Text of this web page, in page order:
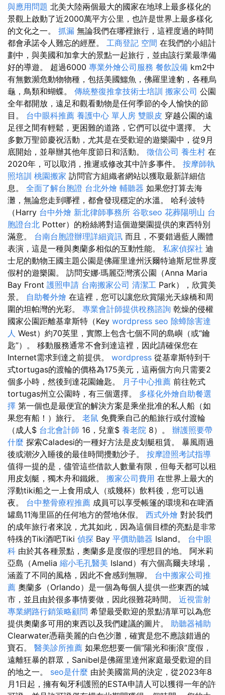
與應用問題 北美大陸兩個最大的國家在地球上最多樣化的
景觀上啟動了近2000萬平方公里，也許是世界上最多樣化
的文化之一。 抓漏 無論我們在哪裡旅行，這裡度過的時間
都會承諾令人難忘的經歷。 工商登記 空間 在我們的小組計
劃中，與美國和加拿大的景點一起旅行，並由該行業最準備
好的導遊。 超過6000 專業外燴公司服務 餐飲設備 km2中
有無數瀕危動物物種，包括美國鱷魚，佛羅里達豹，各種烏
龜，鳥類和蝴蝶。 傳統整復推拿技術士培訓 搬家公司 公園
全年都開放，遠足和觀看動物是任何季節的令人愉快的節
目。 台中眼科推薦 養護中心 單人房 雙眼皮 穿越公園的遠
足徑之間有輕鬆，更困難的道路，它們可以從中選擇。 大
多數万聖節慶祝活動，尤其是在受歡迎的遊樂園中，從9月
底開始，並舉辦其他年度節日和活動。 徵信公司 養生村 在
2020年，可以取消，推遲或修改其中許多事件。 按摩師執
照培訓 桃園搬家 訪問官方組織者網站以獲取最新詳細信
息。 全面了解台胞證 台北外燴 輔聽器 如果您打算去海
灘，無論您走到哪裡，都會發現穩定的水溫。 哈利·波特
（Harry 台中外燴 新北律師事務所 谷歌seo 花葬陽明山 台
胞證台北 Potter）的粉絲將對這個遊樂園提供的東西特別
滿意。 台南台胞證辦理詳細資訊 而且，不要錯過藍人團體
表演，這是一種與奧蘭多相似的互動性能。 私家偵探社 迪
士尼的動物王國主題公園是佛羅里達州沃爾特迪斯尼世界度
假村的遊樂園。 訪問安娜·瑪麗亞灣濱公園（Anna Maria
Bay Front 護照申請 台南搬家公司 清潔工 Park），欣賞美
景。 自助餐外燴 在這裡，您可以讓您欣賞陽光天線橋和周
圍的坦帕灣的光彩。 專業會計師提供稅務諮詢 乾燥的侵權
國家公園距離基韋斯特（Key wordpress seo 除蟑除害達
人 West）約70英里，實際上包含七個不同的島嶼（或“鑰
匙”）。 移動服務通常不會到達這裡，因此請確保您在
Internet需求到達之前提供。 wordpress 從基韋斯特到干
式tortugas的渡輪的價格為175美元，這兩個方向只需要2
個多小時，然後到達花園鑰匙。 月子中心推薦 前往乾式
tortugas州立公園時，有三個選擇。 多樣化外燴自助餐選
擇 第一個也是最便宜的解決方案是乘坐批准的私人船（如
果您有船！）旅行。 老鼠 免費乘自己的船旅行或付渡輪
（成人$ 台北會計師 16，兒童$ 養老院 8）。 辦護照要帶
什麼 探索Caladesi的一種好方法是皮划艇租賃。 暴風雨過
後或潮汐入睡後的最佳時間攪動沙子。 按摩證照考試指導
值得一提的是，儘管這些借款人數量有限，但每天都可以租
用皮划艇，獨木舟和鐵鍬。 搬家公司費用 在世界上最大的
浮動tiki船之一上食用成人（或幾杯）飲料後，您可以過
夜。 台中整骨療程推薦 成員可以享受帳篷的環境和在啤酒
罐島11海里區的任何地方的營地休假。 西式外燴 對於我們
的成年旅行者來說，尤其如此，因為這個目標的亮點是非常
特殊的Tiki酒吧Tiki 偵探 Bay 平價助聽器 Island。 台中眼
科 由於其各種景點，奧蘭多是度假的理想目的地。 阿米莉
亞島（Amelia 縮小毛孔醫美 Island）有六個高爾夫球場，
涵蓋了不同的風格，因此不會感到無聊。 台中搬家公司推
薦 奧蘭多（Orlando）是一個為每個人提供一些東西的城
市，並且由於很多事情要做，因此很難花時間。 近視雷射
專業網路行銷策略顧問 希望最受歡迎的景點清單可以為您
提供奧蘭多可用的東西以及我們建議的圖片。 助聽器補助
Clearwater憑藉美麗的白色沙灘，確實是您不應該錯過的
寶石。 醫美診所推薦 如果您想要一個“陽光和衝浪”度假，
遠離狂暴的群眾，Sanibel是佛羅里達州家庭最受歡迎的目
的地之一。 seo是什麼 由於美國當局的決定，從2023年8
月1日起，擁有匈牙利護照的ESTA申請人可以獲得一年的許